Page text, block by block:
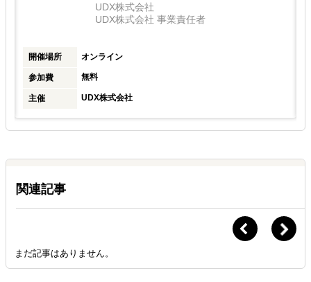
UDX株式会社
UDX株式会社 事業責任者
開催場所 オンライン
参加費 無料
主催 UDX株式会社
関連記事
まだ記事はありません。